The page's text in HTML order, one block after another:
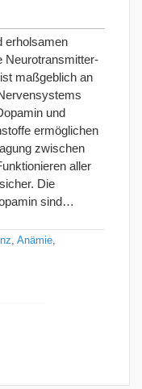
erholsamen
Neurotransmitter-
maßgeblich an
und
ermöglichen
zwischen
aller
Die
sind…
Anämie